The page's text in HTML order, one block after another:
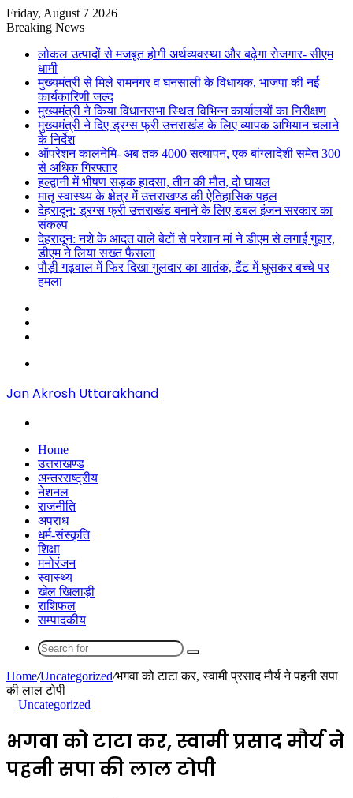
Friday, August 7 2026
Breaking News
लोकल उत्पादों से मजबूत होगी अर्थव्यवस्था और बढ़ेगा रोजगार- सीएम
धामी
मुख्यमंत्री से मिले रामनगर व घनसाली के विधायक, भाजपा की नई
कार्यकारिणी जल्द
मुख्यमंत्री ने किया विधानसभा स्थित विभिन्न कार्यालयों का निरीक्षण
मुख्यमंत्री ने दिए ड्रग्स फ्री उत्तराखंड के लिए व्यापक अभियान चलाने
के निर्देश
ऑपरेशन कालनेमि- अब तक 4000 सत्यापन, एक बांग्लादेशी समेत 300
से अधिक गिरफ्तार
हल्द्वानी में भीषण सड़क हादसा, तीन की मौत, दो घायल
मातृ स्वास्थ्य के क्षेत्र में उत्तराखण्ड की ऐतिहासिक पहल
देहरादून: ड्रग्स फ्री उत्तराखंड बनाने के लिए डबल इंजन सरकार का
संकल्प
देहरादून: नशे के आदत वाले बेटों से परेशान मां ने डीएम से लगाई गुहार,
डीएम ने लिया सख्त फैसला
पौड़ी गढ़वाल में फिर दिखा गुलदार का आतंक, टैंट में घुसकर बच्चे पर
हमला
Jan Akrosh Uttarakhand
Home
उत्तराखण्ड
अन्तरराष्ट्रीय
नेशनल
राजनीति
अपराध
धर्म-संस्कृति
शिक्षा
मनोरंजन
स्वास्थ्य
खेल खिलाड़ी
राशिफल
सम्पादकीय
Search
Home/Uncategorized/भगवा को टाटा कर, स्वामी प्रसाद मौर्य ने पहनी सपा
की लाल टोपी
Uncategorized
भगवा को टाटा कर, स्वामी प्रसाद मौर्य ने
पहनी सपा की लाल टोपी